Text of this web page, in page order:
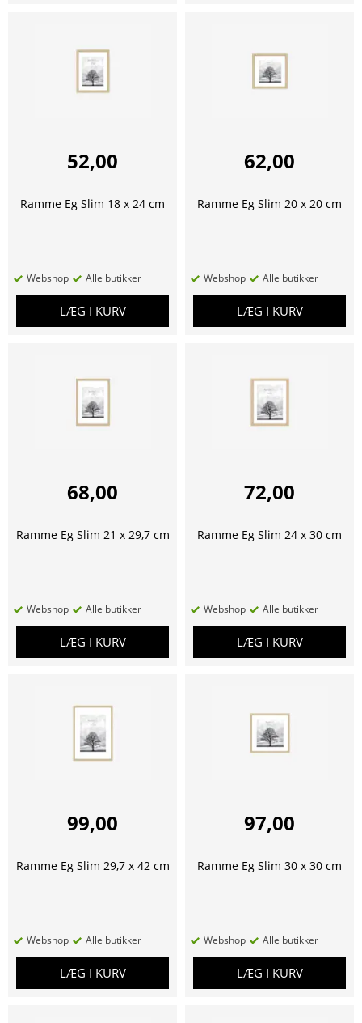
52,00
Ramme Eg Slim 18 x 24 cm
Webshop Alle butikker
LÆG I KURV
62,00
Ramme Eg Slim 20 x 20 cm
Webshop Alle butikker
LÆG I KURV
68,00
Ramme Eg Slim 21 x 29,7 cm
Webshop Alle butikker
LÆG I KURV
72,00
Ramme Eg Slim 24 x 30 cm
Webshop Alle butikker
LÆG I KURV
99,00
Ramme Eg Slim 29,7 x 42 cm
Webshop Alle butikker
LÆG I KURV
97,00
Ramme Eg Slim 30 x 30 cm
Webshop Alle butikker
LÆG I KURV